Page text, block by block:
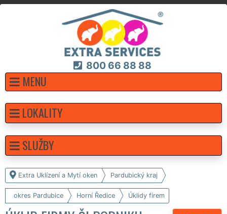
800 66 88 88
MENU
Extra Uklízení a Mytí oken Pardubický kraj
okres Pardubice Horní Ředice Úklidy firem
LOKALITY
SLUŽBY